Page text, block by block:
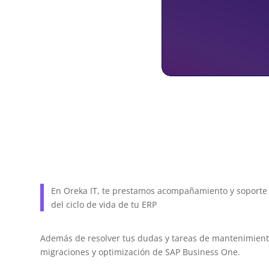
En Oreka IT, te prestamos acompañamiento y
del ciclo de vida de tu ERP
Además de resolver tus dudas y tareas de
migraciones y optimización de SAP Business One.